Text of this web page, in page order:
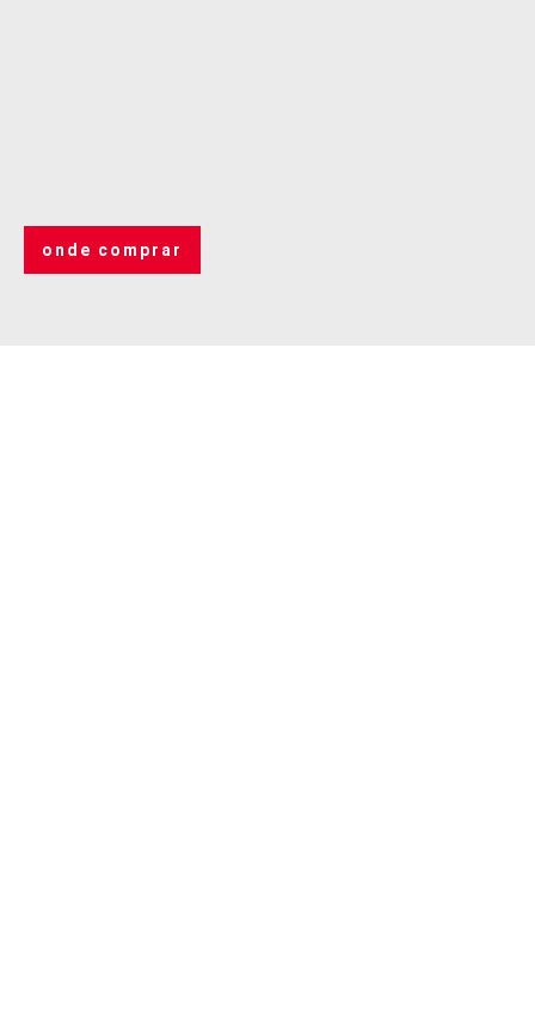
onde comprar